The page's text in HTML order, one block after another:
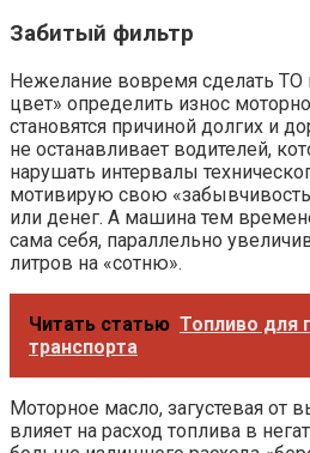
Забитый фильтр
Нежелание вовремя сделать ТО
цвет» определить износ
становятся причиной долгих и
не останавливает водителей,
нарушать интервалы
мотивирую свою
или денег. А машина тем
сама себя, параллельно
литров на «сотню».
Читать статью Топливо для
транспорта
Моторное масло, загустевая от
влияет на расход топлива в